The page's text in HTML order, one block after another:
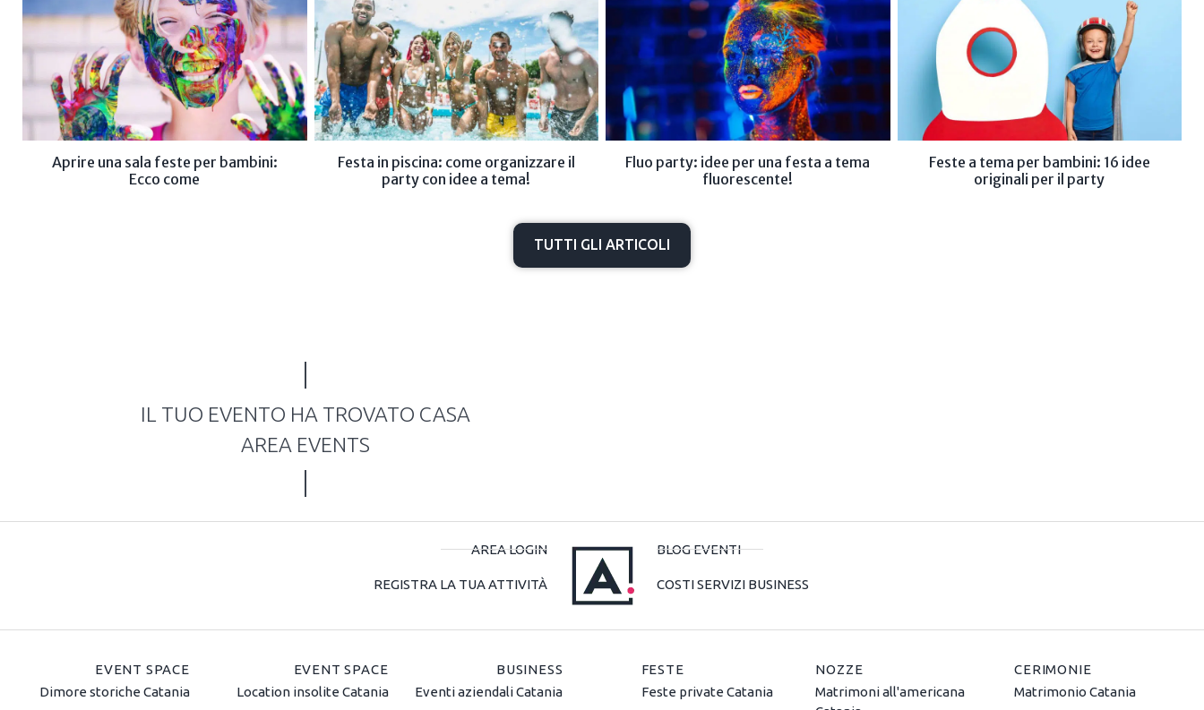
Aprire una sala feste per bambini:
Ecco come
Festa in piscina: come organizzare il
party con idee a tema!
Fluo party: idee per una festa a tema
fluorescente!
Feste a tema per bambini: 16 idee
originali per il party
TUTTI GLI ARTICOLI
IL TUO EVENTO HA TROVATO CASA
AREA EVENTS
AREA LOGIN
REGISTRA LA TUA ATTIVITÀ
BLOG EVENTI
COSTI SERVIZI BUSINESS
EVENT SPACE
Dimore storiche Catania
EVENT SPACE
Location insolite Catania
BUSINESS
Eventi aziendali Catania
FESTE
Feste private Catania
NOZZE
Matrimoni all'americana
CERIMONIE
Matrimonio Catania